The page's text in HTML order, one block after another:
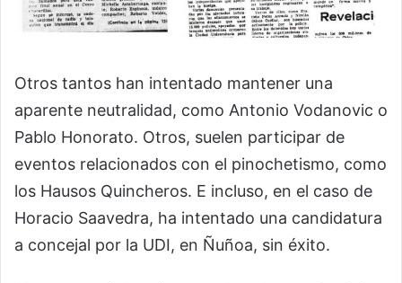
Otros tantos han intentado mantener una
aparente neutralidad, como Antonio Vodanovic o
Pablo Honorato. Otros, suelen participar de
eventos relacionados con el pinochetismo, como
los Hausos Quincheros. E incluso, en el caso de
Horacio Saavedra, ha intentado una candidatura
a concejal por la UDI, en Ñuñoa, sin éxito.